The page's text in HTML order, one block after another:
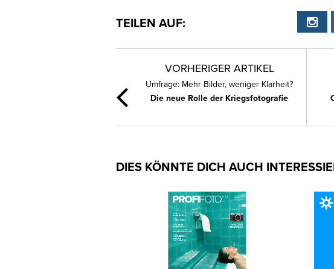
TEILEN AUF:
VORHERIGER ARTIKEL
Umfrage: Mehr Bilder, weniger Klarheit?
Die neue Rolle der Kriegsfotografie
DIES KÖNNTE DICH AUCH